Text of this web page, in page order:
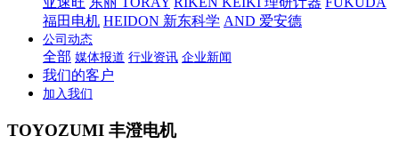
福田电机 HEIDON 新东科学 AND 爱安德
公司动态
全部 媒体报道 行业资讯 企业新闻
我们的客户
加入我们
TOYOZUMI 丰澄电机